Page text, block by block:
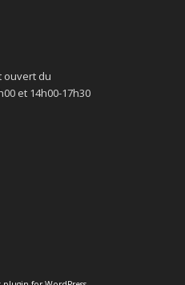
ouvert du
et 14h00-17h30